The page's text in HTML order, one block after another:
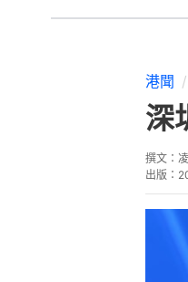
港聞
深
撰文：
出版：